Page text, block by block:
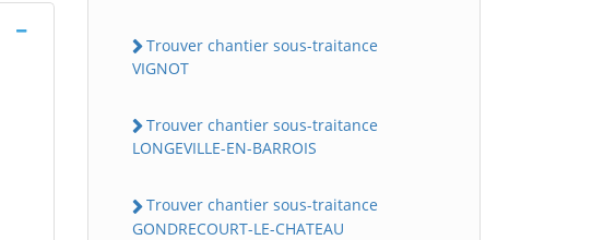
Trouver chantier sous-traitance
VIGNOT
Trouver chantier sous-traitance
LONGEVILLE-EN-BARROIS
Trouver chantier sous-traitance
GONDRECOURT-LE-CHATEAU